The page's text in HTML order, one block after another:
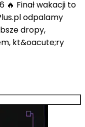
🔥 Finał wakacji to
odpalamy
dropy,
kt&oacute;ry